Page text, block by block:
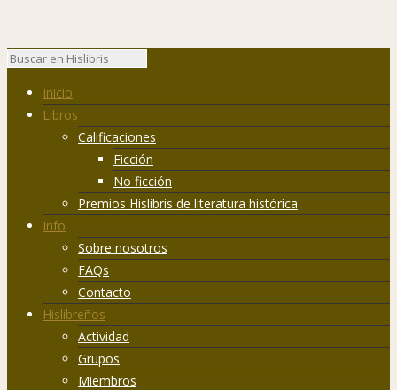
Inicio
Libros
Calificaciones
Ficción
No ficción
Premios Hislibris de literatura histórica
Info
Sobre nosotros
FAQs
Contacto
Hislibreños
Actividad
Grupos
Miembros